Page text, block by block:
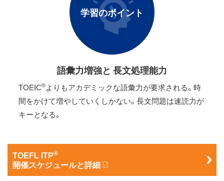
学習のポイント
語彙力増強と 長文処理能力
TOEIC®よりもアカデミックな語彙力が要求される。時
間をかけて増やしていくしかない。長文問題は速読力が
キーとなる。
TOEFL ITP®
開催スケジュールと詳細